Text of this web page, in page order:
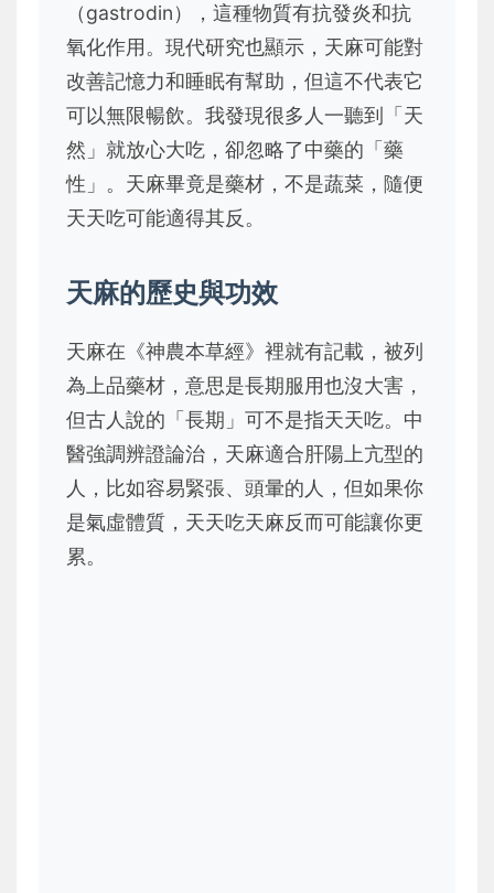
（gastrodin），這種物質有抗發炎和抗
氧化作用。現代研究也顯示，天麻可能對
改善記憶力和睡眠有幫助，但這不代表它
可以無限暢飲。我發現很多人一聽到「天
然」就放心大吃，卻忽略了中藥的「藥
性」。天麻畢竟是藥材，不是蔬菜，隨便
天天吃可能適得其反。
天麻的歷史與功效
天麻在《神農本草經》裡就有記載，被列
為上品藥材，意思是長期服用也沒大害，
但古人說的「長期」可不是指天天吃。中
醫強調辨證論治，天麻適合肝陽上亢型的
人，比如容易緊張、頭暈的人，但如果你
是氣虛體質，天天吃天麻反而可能讓你更
累。